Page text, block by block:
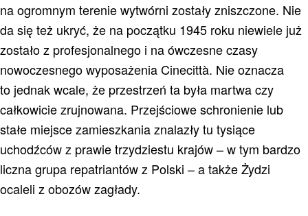
na ogromnym terenie wytwórni zostały zniszczone. Nie
da się też ukryć, że na początku 1945 roku niewiele już
zostało z profesjonalnego i na ówczesne czasy
nowoczesnego wyposażenia Cinecittà. Nie oznacza
to jednak wcale, że przestrzeń ta była martwa czy
całkowicie zrujnowana. Przejściowe schronienie lub
stałe miejsce zamieszkania znalazły tu tysiące
uchodźców z prawie trzydziestu krajów – w tym bardzo
liczna grupa repatriantów z Polski – a także Żydzi
ocaleli z obozów zagłady.